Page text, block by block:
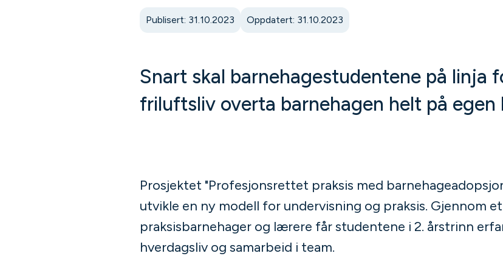
Publisert: 31.10.2023 Oppdatert: 31.10.2023
Snart skal barnehagestudentene på linja
friluftsliv overta barnehagen helt på egen
Prosjektet "Profesjonsrettet praksis med
utvikle en ny modell for undervisning og praksis. Gjennom
praksisbarnehager og lærere får studentene i 2. årstrinn
hverdagsliv og samarbeid i team.